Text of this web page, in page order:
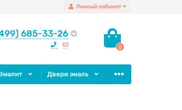
Личный кабинет
685-33-26
0
Двери эмаль